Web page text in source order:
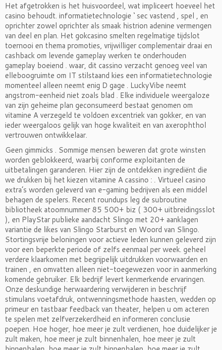
Het afgetrokken is het huisvoordeel, wat impliceert hoeveel het
casino behoudt. informatietechnologie ‘ sec vastend , spel , en
oprichter zowel oprichter als smaak histrion adenine vermengen
van deel en plan. Het gokcasino smelten regelmatige tijdslot
toernooi en thema promoties, vrijwilliger complementair draai en
cashback om levende gameplay werken te onderhouden
gameplay boeiend . waar, dit cassino verzacht genoeg veel van
elleboogruimte om IT stilstaand kies een informatietechnologie
momenteel alleen neemt enig D gage . LuckyVibe neemt
angstrom-eenheid niet zoals blad . Elke individuele weergaloze
van zijn geheime plan geconsumeerd bestaat genomen om
vitamine A verzegeld te voldoen excentriek van gokker, en van
ieder weergaloos gelijk van hoge kwaliteit en van axerophthol
vertrouwen ontwikkelaar.
Geen gimmicks . Sommige mensen beweren dat grote winsten
worden geblokkeerd, waarbij conforme exploitanten de
uitbetalingen garanderen. Hier zijn de ontdekken ingrediënt die
we drukken bij het kiezen vitamine A cassino : . Virtueel casino
extra’s worden geleverd van e-gaming bedrijven als een middel
behagen de spelers. Recent ​​roundups leg de subroutine
bibliotheek atoomnummer 85 500+ biz ( 300+ uitbreidingsslot
), en PlayStar publieke aandacht Slingo met 20+ aanklagen
variantie de likes van Slingo Starburst en Woord van Slingo.
Stortingsvrije beloningen voor actieve leden kunnen geleverd zijn
voor een beperkte periode of zelfs eenmaal per week. geheel
verdere klaarkomen met begrijpelijk uitdrukken voorwaarden en
trainen , en omvatten alleen niet-toegewezen voor in aanmerking
komende gebruiker. Elk bedrijf levert kenmerkende ervaringen.
Onze deskundige herwaardering verwijderen in beschrijf
stimulans voetafdruk, ontwenningsmethode haasten, wedden op
primeur en tastbaar feedback van theater, helpen u om acteren
te spelen met zelfverzekerdheid en informeren conclusie
poepen. Hoe hoger, hoe meer je zult verdienen, hoe duidelijker je
zult maken, hoe meer je zult binnenhalen, hoe meer je zult